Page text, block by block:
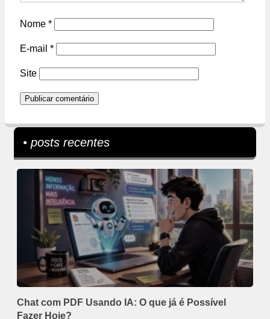
Nome *
E-mail *
Site
• posts recentes
Chat com PDF Usando IA: O que já é Possível
Fazer Hoje?